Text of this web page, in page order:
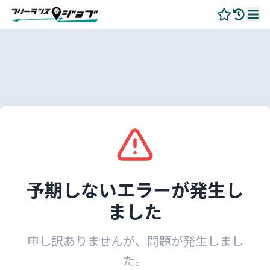
予期しないエラーが発生し
ました
申し訳ありませんが、問題が発生しまし
た。